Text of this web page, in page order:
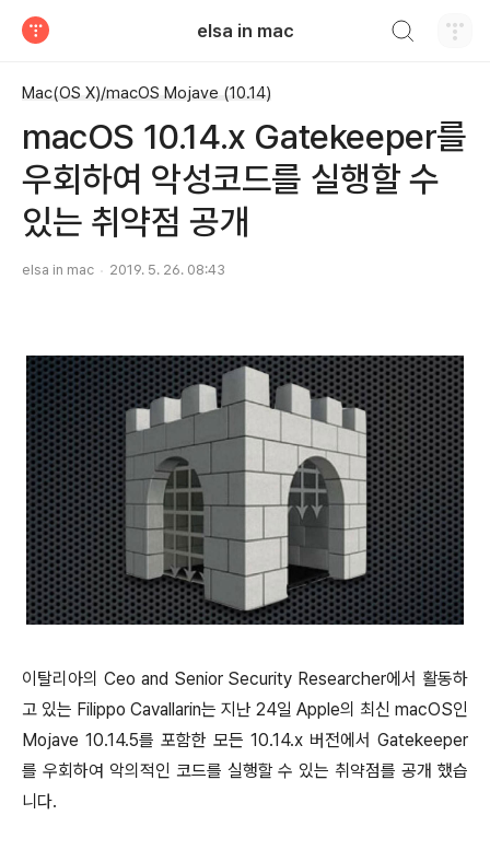
elsa in mac
Mac(OS X)/macOS Mojave (10.14)
macOS 10.14.x Gatekeeper를
우회하여 악성코드를 실행할 수
있는 취약점 공개
elsa in mac 2019. 5. 26. 08:43
이탈리아의 Ceo and Senior Security Researcher에서 활동하
고 있는 Filippo Cavallarin는 지난 24일 Apple의 최신 macOS인
Mojave 10.14.5를 포함한 모든 10.14.x 버전에서 Gatekeeper
를 우회하여 악의적인 코드를 실행할 수 있는 취약점를 공개 했습
니다.